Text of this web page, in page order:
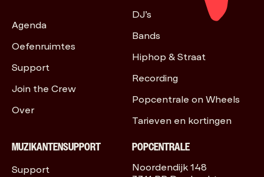
Agenda
Oefenruimtes
Support
Join the Crew
Over
DJ’s
Bands
Hiphop & Straat
Recording
Popcentrale on Wheels
Tarieven en kortingen
MUZIKANTENSUPPORT
Support
POPCENTRALE
Noordendijk 148